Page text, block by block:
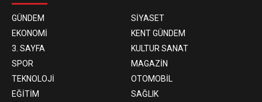
GÜNDEM
SİYASET
EKONOMİ
KENT GÜNDEM
3. SAYFA
KULTUR SANAT
SPOR
MAGAZİN
TEKNOLOJİ
OTOMOBİL
EĞİTİM
SAĞLIK